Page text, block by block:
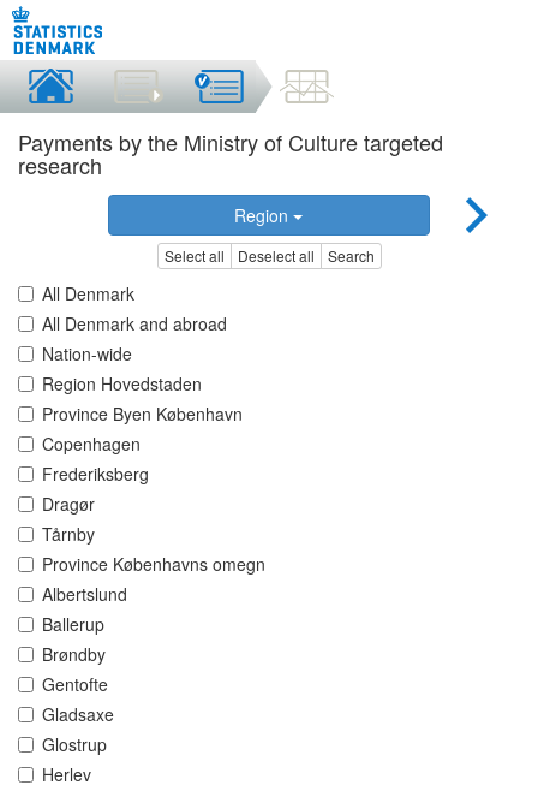
Payments by the Ministry of Culture targeted
research
Region
Select all Deselect all Search
All Denmark
All Denmark and abroad
Nation-wide
Region Hovedstaden
Province Byen København
Copenhagen
Frederiksberg
Dragør
Tårnby
Province Københavns omegn
Albertslund
Ballerup
Brøndby
Gentofte
Gladsaxe
Glostrup
Herlev